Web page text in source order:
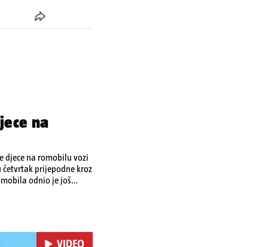
na
djece na romobilu vozi
prijepodne kroz
odnio je još
VIDEO